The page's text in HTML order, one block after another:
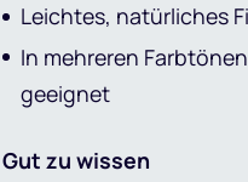
Leichtes, natürliches
In mehreren
geeignet
Gut zu wissen